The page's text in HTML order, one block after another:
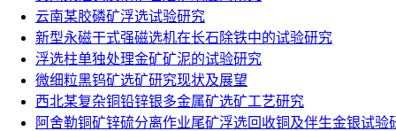
云南某胶磷矿浮选试验研究
新型永磁干式强磁选机在长石除铁中的试验研究
浮选柱单独处理金矿矿泥的试验研究
微细粒黑钨矿选矿研究现状及展望
西北某复杂铜铅锌银多金属矿选矿工艺研究
阿舍勒铜矿锌硫分离作业尾矿浮选回收铜及伴生金银试验